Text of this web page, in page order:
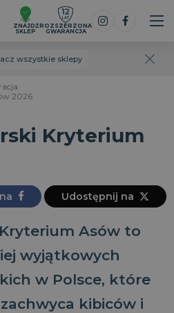
wszystkie sklepy
ZNAJDŹ
SKLEP
ROZSZERZONA
GWARANCJA
2026
Kryterium
Udostępnij na
Asów to
wyjątkowych
w Polsce, które
kibiców i